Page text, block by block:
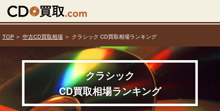
TOP 中古CD買取相場 クラシック CD買取相場ランキング
クラシック
CD買取相場ランキング